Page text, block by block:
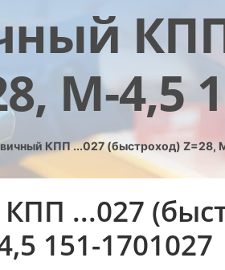
М-4,5
КПП ...027 (быстроход) Z=28,
...027
151-1701027